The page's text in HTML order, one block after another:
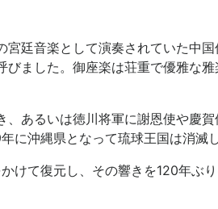
廷音楽として演奏されていた中
ました。御座楽は荘重で優雅な
あるいは徳川将軍に謝恩使や慶
沖縄県となって琉球王国は消滅
て復元し、その響きを120年ぶ